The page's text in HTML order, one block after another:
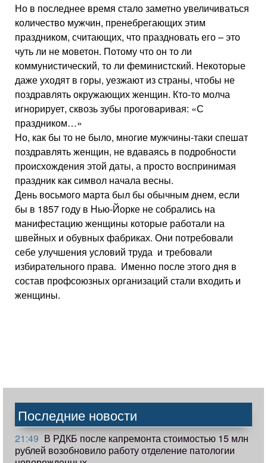
Но в последнее время стало заметно увеличиваться
количество мужчин, пренебрегающих этим
праздником, считающих, что праздновать его – это
чуть ли не моветон. Потому что он то ли
коммунистический, то ли феминистский. Некоторые
даже уходят в горы, уезжают из страны, чтобы не
поздравлять окружающих женщин. Кто-то молча
игнорирует, сквозь зубы проговаривая: «С
праздником…»
Но, как бы то не было, многие мужчины-таки спешат
поздравлять женщин, не вдаваясь в подробности
происхождения этой даты, а просто воспринимая
праздник как символ начала весны.
День восьмого марта был бы обычным днем, если
бы в 1857 году в Нью-Йорке не собрались на
манифестацию женщины которые работали на
швейных и обувных фабриках. Они потребовали
себе улучшения условий труда и требовали
избирательного права. Именно после этого дня в
состав профсоюзных организаций стали входить и
женщины.
Последние новости
21:49 В РДКБ после капремонта стоимостью 15 млн
рублей возобновило работу отделение патологии